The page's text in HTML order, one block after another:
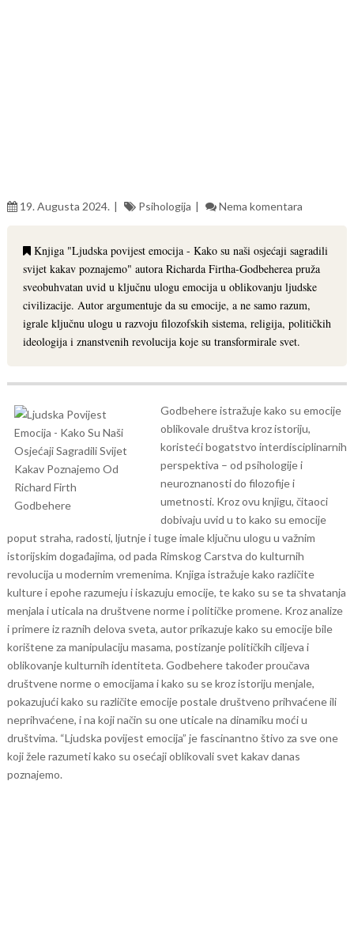
19. Augusta 2024. Psihologija Nema komentara
Knjiga "Ljudska povijest emocija - Kako su naši osjećaji sagradili
svijet kakav poznajemo" autora Richarda Firtha-Godbeherea pruža
sveobuhvatan uvid u ključnu ulogu emocija u oblikovanju ljudske
civilizacije. Autor argumentuje da su emocije, a ne samo razum,
igrale ključnu ulogu u razvoju filozofskih sistema, religija, političkih
ideologija i znanstvenih revolucija koje su transformirale svet.
Godbehere istražuje kako su emocije
oblikovale društva kroz istoriju,
koristeći bogatstvo interdisciplinarnih
perspektiva – od psihologije i
neuroznanosti do filozofije i
umetnosti. Kroz ovu knjigu, čitaoci
dobivaju uvid u to kako su emocije
poput straha, radosti, ljutnje i tuge imale ključnu ulogu u važnim
istorijskim događajima, od pada Rimskog Carstva do kulturnih
revolucija u modernim vremenima. Knjiga istražuje kako različite
kulture i epohe razumeju i iskazuju emocije, te kako su se ta shvatanja
menjala i uticala na društvene norme i političke promene. Kroz analize
i primere iz raznih delova sveta, autor prikazuje kako su emocije bile
korištene za manipulaciju masama, postizanje političkih ciljeva i
oblikovanje kulturnih identiteta. Godbehere također proučava
društvene norme o emocijama i kako su se kroz istoriju menjale,
pokazujući kako su različite emocije postale društveno prihvaćene ili
neprihvaćene, i na koji način su one uticale na dinamiku moći u
društvima. “Ljudska povijest emocija” je fascinantno štivo za sve one
koji žele razumeti kako su osećaji oblikovali svet kakav danas
poznajemo.